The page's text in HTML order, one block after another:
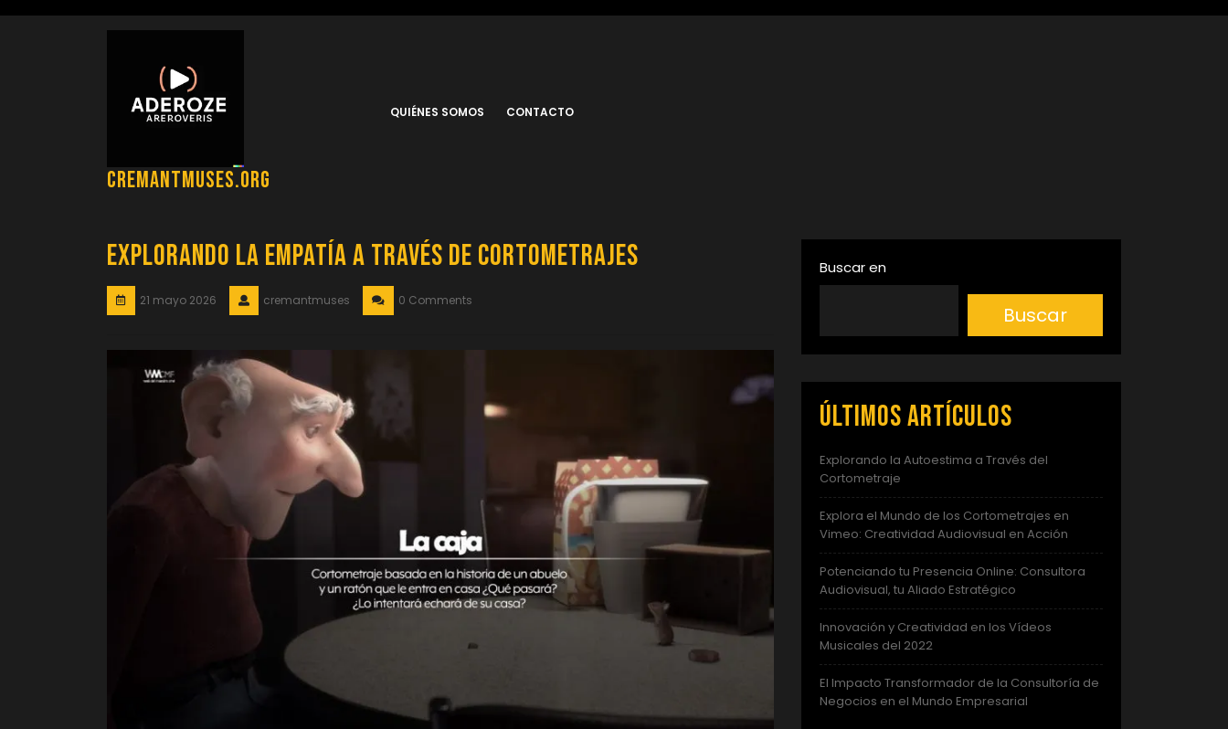
cremantmuses.org
QUIÉNES SOMOS CONTACTO
Explorando la Empatía a Través de Cortometrajes
21 mayo 2026 cremantmuses 0 Comments
Buscar en
Buscar
Últimos artículos
Explorando la Autoestima a Través del
Cortometraje
Explora el Mundo de los Cortometrajes en
Vimeo: Creatividad Audiovisual en Acción
Potenciando tu Presencia Online: Consultora
Audiovisual, tu Aliado Estratégico
Innovación y Creatividad en los Vídeos
Musicales del 2022
El Impacto Transformador de la Consultoría de
Negocios en el Mundo Empresarial